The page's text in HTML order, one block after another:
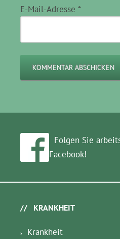
E-Mail-Adresse *
Folgen Sie
Facebook!
KRANKHEIT
Krankheit